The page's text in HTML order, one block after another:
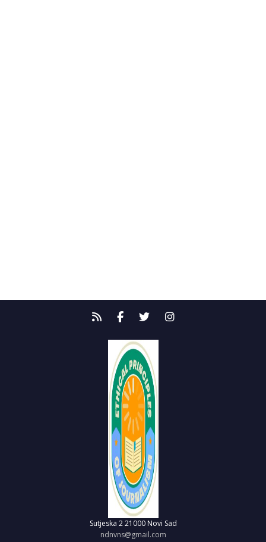
Sutjeska 2 21000 Novi Sad
ndnvns@gmail.com